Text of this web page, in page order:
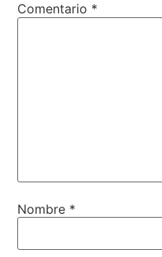
Comentario *
Nombre *